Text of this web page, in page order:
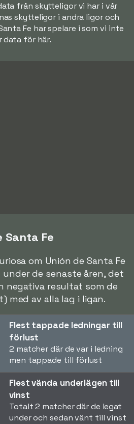
från skytteligor vi har i vår
skytteligor i andra ligor och
Fe har spelare i som vi inte
data för här.
Santa Fe
om Unión de Santa Fe
de senaste åren, det
negativa resultat som de
med av alla lag i ligan.
Flest tappade ledningar till
förlust
2 matcher där de var i ledning
men tappade till förlust
Flest vända underlägen till
vinst
Totalt 2 matcher där de legat
under och sedan vänt till vinst